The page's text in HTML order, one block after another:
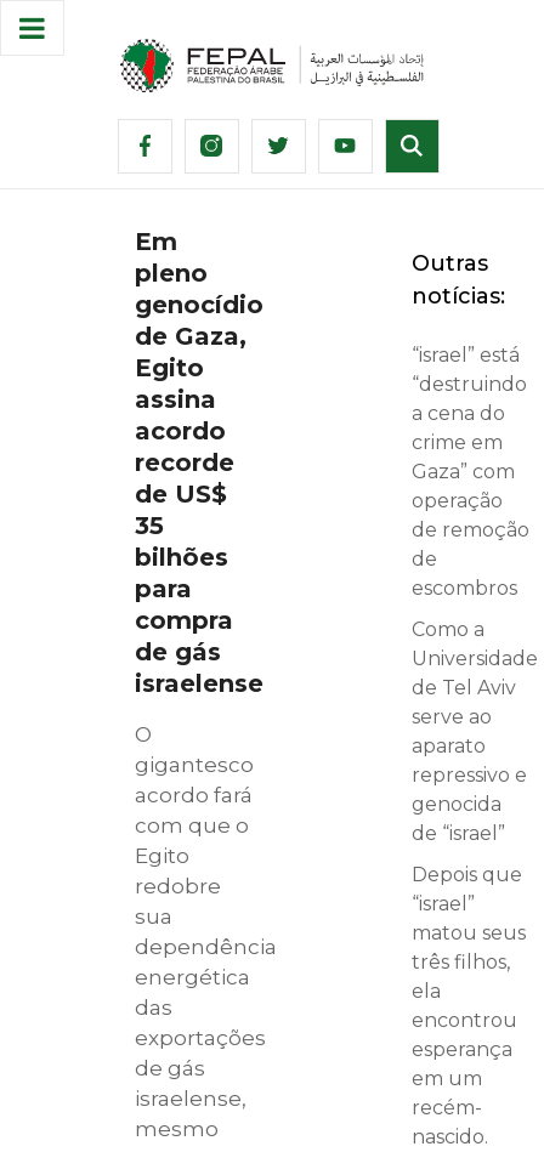
Em
pleno
genocídio
de Gaza,
Egito
assina
acordo
recorde
de US$
35
bilhões
para
compra
de gás
israelense
O
gigantesco
acordo fará
com que o
Egito
redobre
sua
dependência
energética
das
exportações
de gás
israelense,
mesmo
Outras
notícias:
“israel” está
“destruindo
a cena do
crime em
Gaza” com
operação
de remoção
de
escombros
Como a
Universidade
de Tel Aviv
serve ao
aparato
repressivo e
genocida
de “israel”
Depois que
“israel”
matou seus
três filhos,
ela
encontrou
esperança
em um
recém-
nascido.